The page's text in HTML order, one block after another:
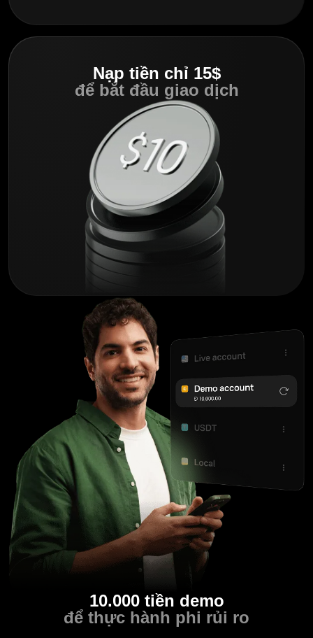
Nạp tiền chỉ 15$
để bắt đầu giao dịch
10.000 tiền demo
để thực hành phi rủi ro